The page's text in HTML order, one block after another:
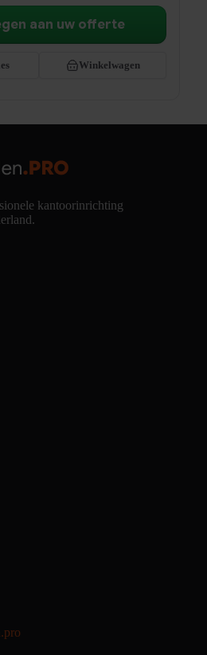
€2249,00
Winkelwagen
aan uw offerte
kantoorinrichting